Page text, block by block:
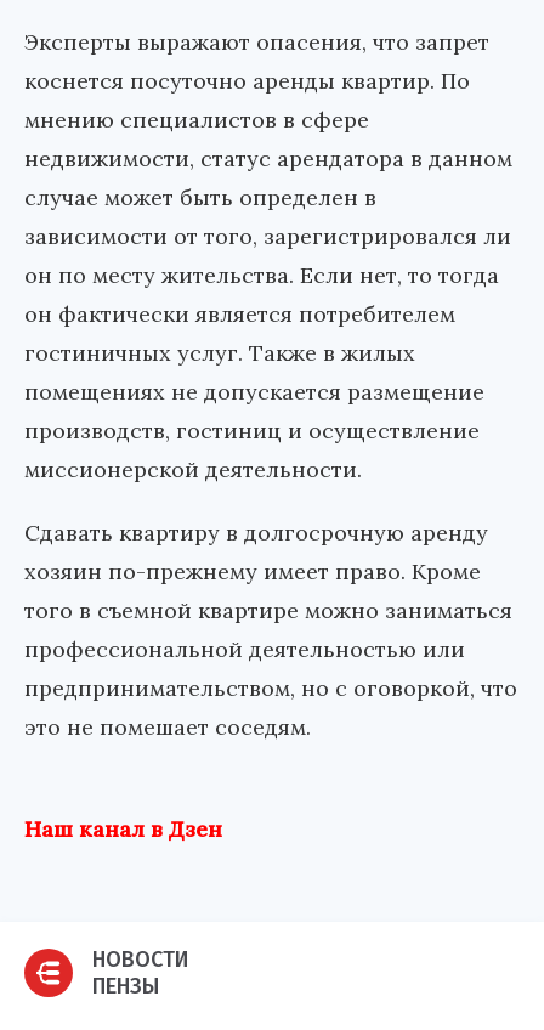
Эксперты выражают опасения, что запрет
коснется посуточно аренды квартир. По
мнению специалистов в сфере
недвижимости, статус арендатора в данном
случае может быть определен в
зависимости от того, зарегистрировался ли
он по месту жительства. Если нет, то тогда
он фактически является потребителем
гостиничных услуг. Также в жилых
помещениях не допускается размещение
производств, гостиниц и осуществление
миссионерской деятельности.
Сдавать квартиру в долгосрочную аренду
хозяин по-прежнему имеет право. Кроме
того в съемной квартире можно заниматься
профессиональной деятельностью или
предпринимательством, но с оговоркой, что
это не помешает соседям.
Наш канал в Дзен
НОВОСТИ
ПЕНЗЫ